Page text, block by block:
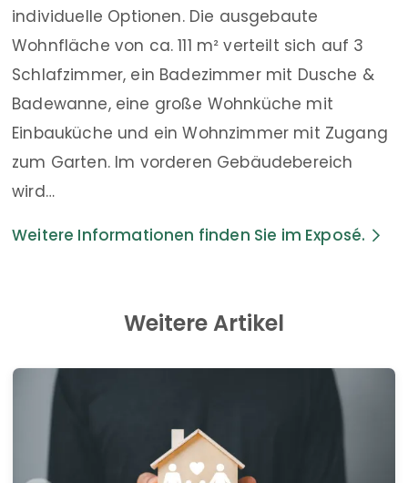
individuelle Optionen. Die ausgebaute
Wohnfläche von ca. 111 m² verteilt sich auf 3
Schlafzimmer, ein Badezimmer mit Dusche &
Badewanne, eine große Wohnküche mit
Einbauküche und ein Wohnzimmer mit Zugang
zum Garten. Im vorderen Gebäudebereich
wird…
Weitere Informationen finden Sie im Exposé.
Weitere Artikel